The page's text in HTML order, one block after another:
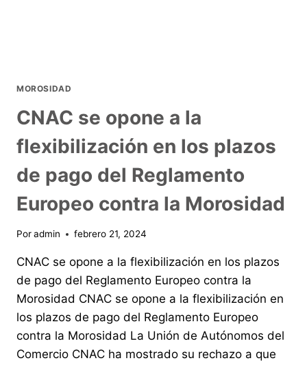
MOROSIDAD
CNAC se opone a la
flexibilización en los plazos
de pago del Reglamento
Europeo contra la Morosidad
Poradmin febrero 21, 2024
CNAC se opone a la flexibilización en los plazos
de pago del Reglamento Europeo contra la
Morosidad CNAC se opone a la flexibilización en
los plazos de pago del Reglamento Europeo
contra la Morosidad La Unión de Autónomos del
Comercio CNAC ha mostrado su rechazo a que